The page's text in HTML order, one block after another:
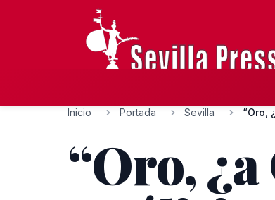
Inicio Portada Sevilla “Oro,
“Oro,